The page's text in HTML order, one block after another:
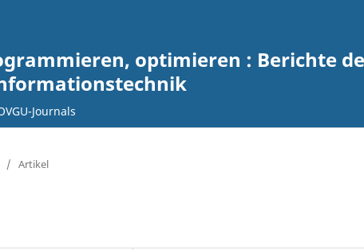
optimieren : Berichte
Journals
/ Artikel